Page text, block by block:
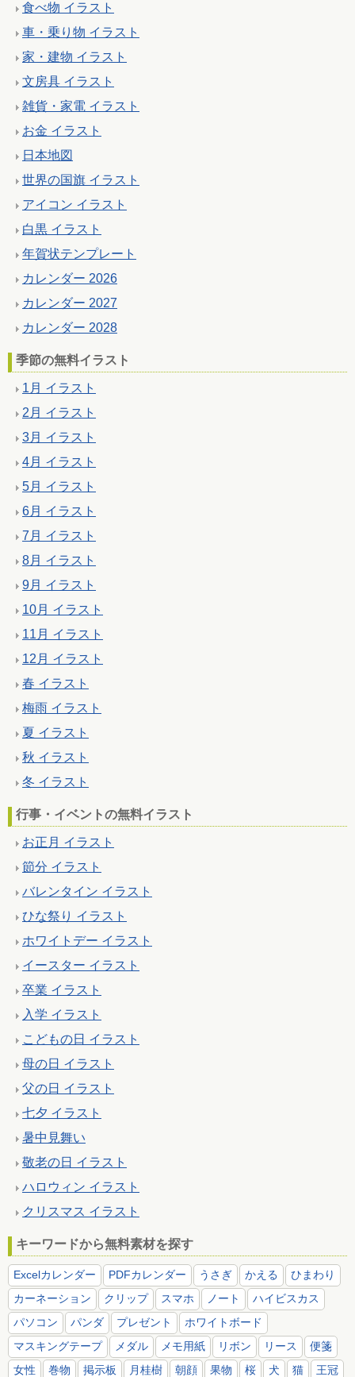
食べ物 イラスト
車・乗り物 イラスト
家・建物 イラスト
文房具 イラスト
雑貨・家電 イラスト
お金 イラスト
日本地図
世界の国旗 イラスト
アイコン イラスト
白黒 イラスト
年賀状テンプレート
カレンダー 2026
カレンダー 2027
カレンダー 2028
季節の無料イラスト
1月 イラスト
2月 イラスト
3月 イラスト
4月 イラスト
5月 イラスト
6月 イラスト
7月 イラスト
8月 イラスト
9月 イラスト
10月 イラスト
11月 イラスト
12月 イラスト
春 イラスト
梅雨 イラスト
夏 イラスト
秋 イラスト
冬 イラスト
行事・イベントの無料イラスト
お正月 イラスト
節分 イラスト
バレンタイン イラスト
ひな祭り イラスト
ホワイトデー イラスト
イースター イラスト
卒業 イラスト
入学 イラスト
こどもの日 イラスト
母の日 イラスト
父の日 イラスト
七夕 イラスト
暑中見舞い
敬老の日 イラスト
ハロウィン イラスト
クリスマス イラスト
キーワードから無料素材を探す
Excelカレンダー PDFカレンダー うさぎ かえる
ひまわり
カーネーション
クリップ スマホ ノート
ハイビスカス
パソコン
パンダ プレゼント
ホワイトボード
マスキングテープ
メダル メモ用紙 リボン リース
便箋
女性
巻物 掲示板 月桂樹 朝顔 果物 桜 犬 猫 王冠